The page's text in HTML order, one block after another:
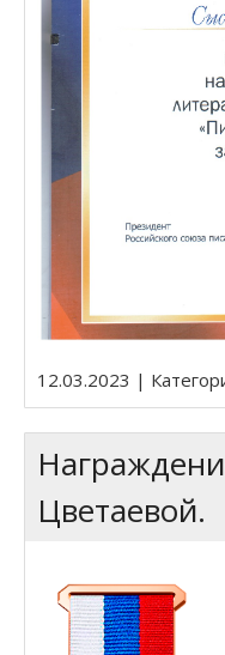
12.03.2023 |
Цветаевой.